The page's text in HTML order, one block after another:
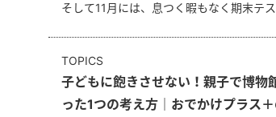
そして11月には、息つく暇もなく期末テ
TOPICS
子どもに飽きさせない！親子で博物
った1つの考え方｜おでかけプラス